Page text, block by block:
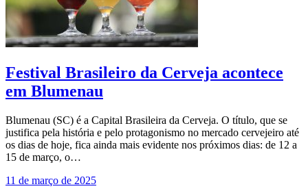
Festival Brasileiro da Cerveja acontece
em Blumenau
Blumenau (SC) é a Capital Brasileira da Cerveja. O título, que se
justifica pela história e pelo protagonismo no mercado cervejeiro até
os dias de hoje, fica ainda mais evidente nos próximos dias: de 12 a
15 de março, o…
11 de março de 2025